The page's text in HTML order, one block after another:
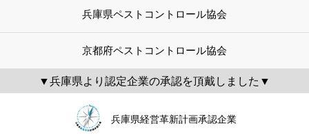
兵庫県ペストコントロール協会
京都府ペストコントロール協会
▼兵庫県より認定企業の承認を頂戴しました▼
兵庫県経営革新計画承認企業